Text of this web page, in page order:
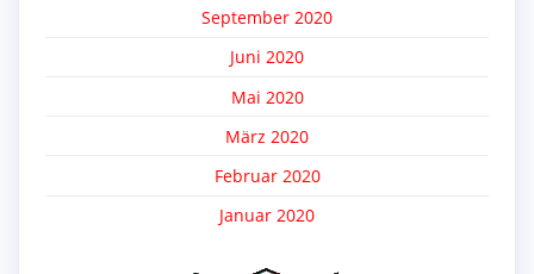
September 2020
Juni 2020
Mai 2020
März 2020
Februar 2020
Januar 2020